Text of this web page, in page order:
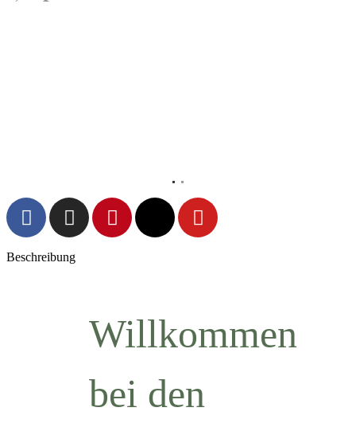
Beschreibung
Willkommen
bei den